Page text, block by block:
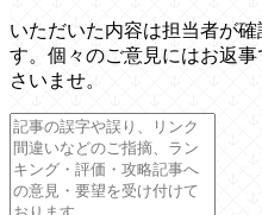
いただいた内容は担当者が
す。個々のご意見にはお返
さいませ。